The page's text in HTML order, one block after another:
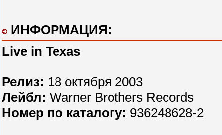
ИНФОРМАЦИЯ:
Live in Texas
Релиз: 18 октября 2003
Лейбл: Warner Brothers Records
Номер по каталогу: 936248628-2